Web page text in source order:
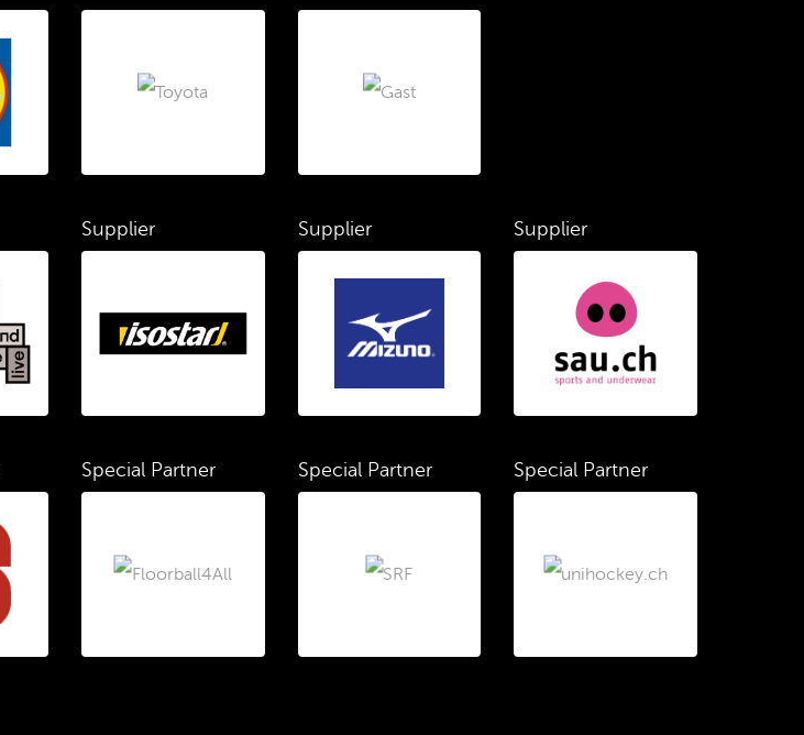
Supplier Supplier Supplier
Special Partner Special Partner Special Partner